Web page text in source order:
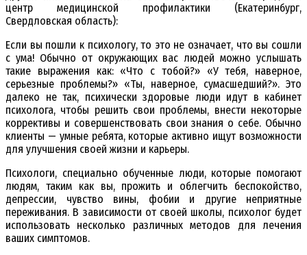
центр медицинской профилактики (Екатеринбург,
Свердловская область):
Если вы пошли к психологу, то это не означает, что вы сошли
с ума! Обычно от окружающих вас людей можно услышать
такие выражения как: «Что с тобой?» «У тебя, наверное,
серьезные проблемы?» «Ты, наверное, сумасшедший?». Это
далеко не так, психически здоровые люди идут в кабинет
психолога, чтобы решить свои проблемы, внести некоторые
коррективы и совершенствовать свои знания о себе. Обычно
клиенты — умные ребята, которые активно ищут возможности
для улучшения своей жизни и карьеры.
Психологи, специально обученные люди, которые помогают
людям, таким как вы, прожить и облегчить беспокойство,
депрессии, чувство вины, фобии и другие неприятные
переживания. В зависимости от своей школы, психолог будет
использовать несколько различных методов для лечения
ваших симптомов.